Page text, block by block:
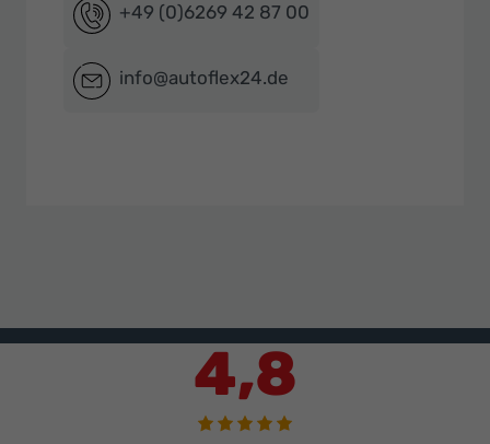
+49 (0)6269 42 87 00
info@autoflex24.de
4,8